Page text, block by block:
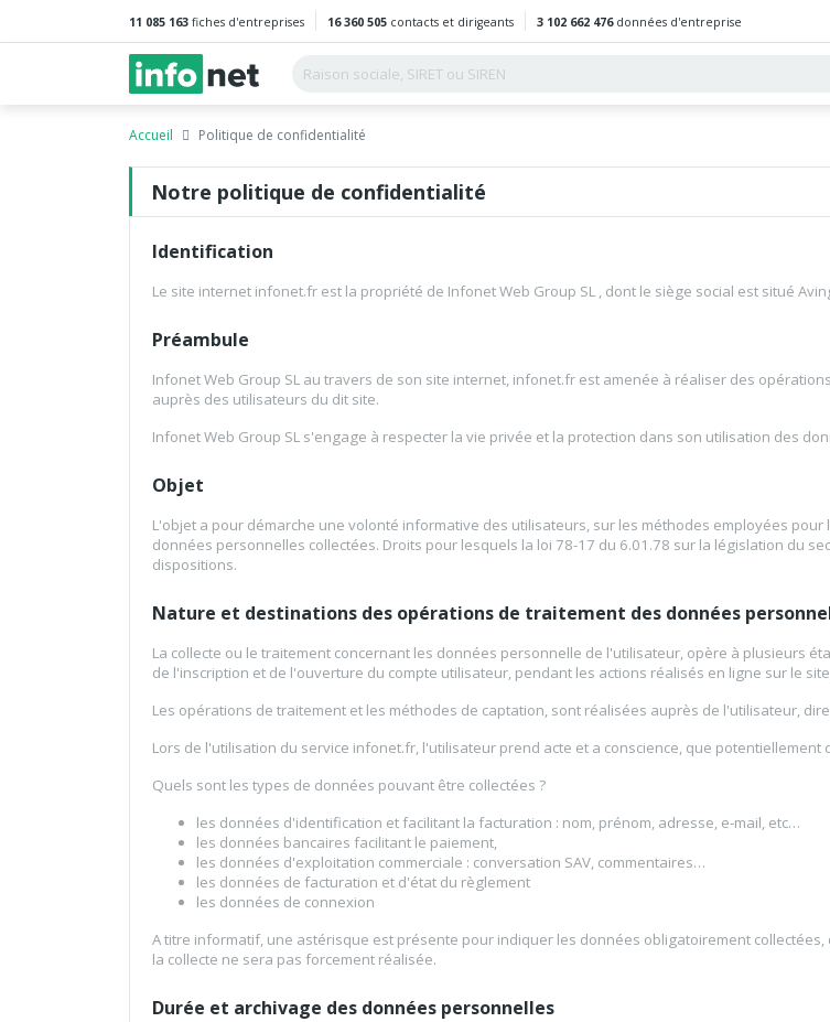
11 085 163 fiches d'entreprises 16 360 505 contacts et dirigeants 3 102 662 476données d'entreprise
Accueil Politique de confidentialité
Notre politique de confidentialité
Identification
Le site internet infonet.fr est la propriété de Infonet Web Group SL , dont le siège social est situé
Préambule
Infonet Web Group SL au travers de son site internet, infonet.fr est amenée à réaliser des
auprès des utilisateurs du dit site.
Infonet Web Group SL s'engage à respecter la vie privée et la protection dans son utilisation des
Objet
L'objet a pour démarche une volonté informative des utilisateurs, sur les méthodes employées
données personnelles collectées. Droits pour lesquels la loi 78-17 du 6.01.78 sur la législation du
dispositions.
Nature et destinations des opérations de traitement des données
La collecte ou le traitement concernant les données personnelle de l'utilisateur, opère à plusieurs
de l'inscription et de l'ouverture du compte utilisateur, pendant les actions réalisés en ligne sur le
Les opérations de traitement et les méthodes de captation, sont réalisées auprès de l'utilisateur,
Lors de l'utilisation du service infonet.fr, l'utilisateur prend acte et a conscience, que
Quels sont les types de données pouvant être collectées ?
les données d'identification et facilitant la facturation : nom, prénom, adresse, e-mail, etc…
les données bancaires facilitant le paiement,
les données d'exploitation commerciale : conversation SAV, commentaires…
les données de facturation et d'état du règlement
les données de connexion
A titre informatif, une astérisque est présente pour indiquer les données obligatoirement
la collecte ne sera pas forcement réalisée.
Durée et archivage des données personnelles